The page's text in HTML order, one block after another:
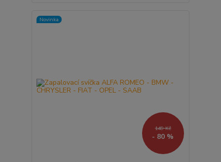
Novinka
149 Kč
- 80 %